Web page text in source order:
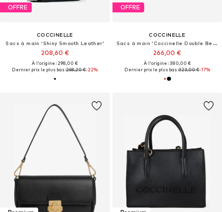
OFFRE
COCCINELLE
Sacs à main 'Shiny Smooth Leather'
208,60 €
À l'origine : 298,00 €
Dernier prix le plus bas :268,20 €-22%
OFFRE
COCCINELLE
Sacs à main 'Coccinelle Double Beat Handbag Grained Leather'
266,00 €
À l'origine : 380,00 €
Dernier prix le plus bas :323,00 €-17%